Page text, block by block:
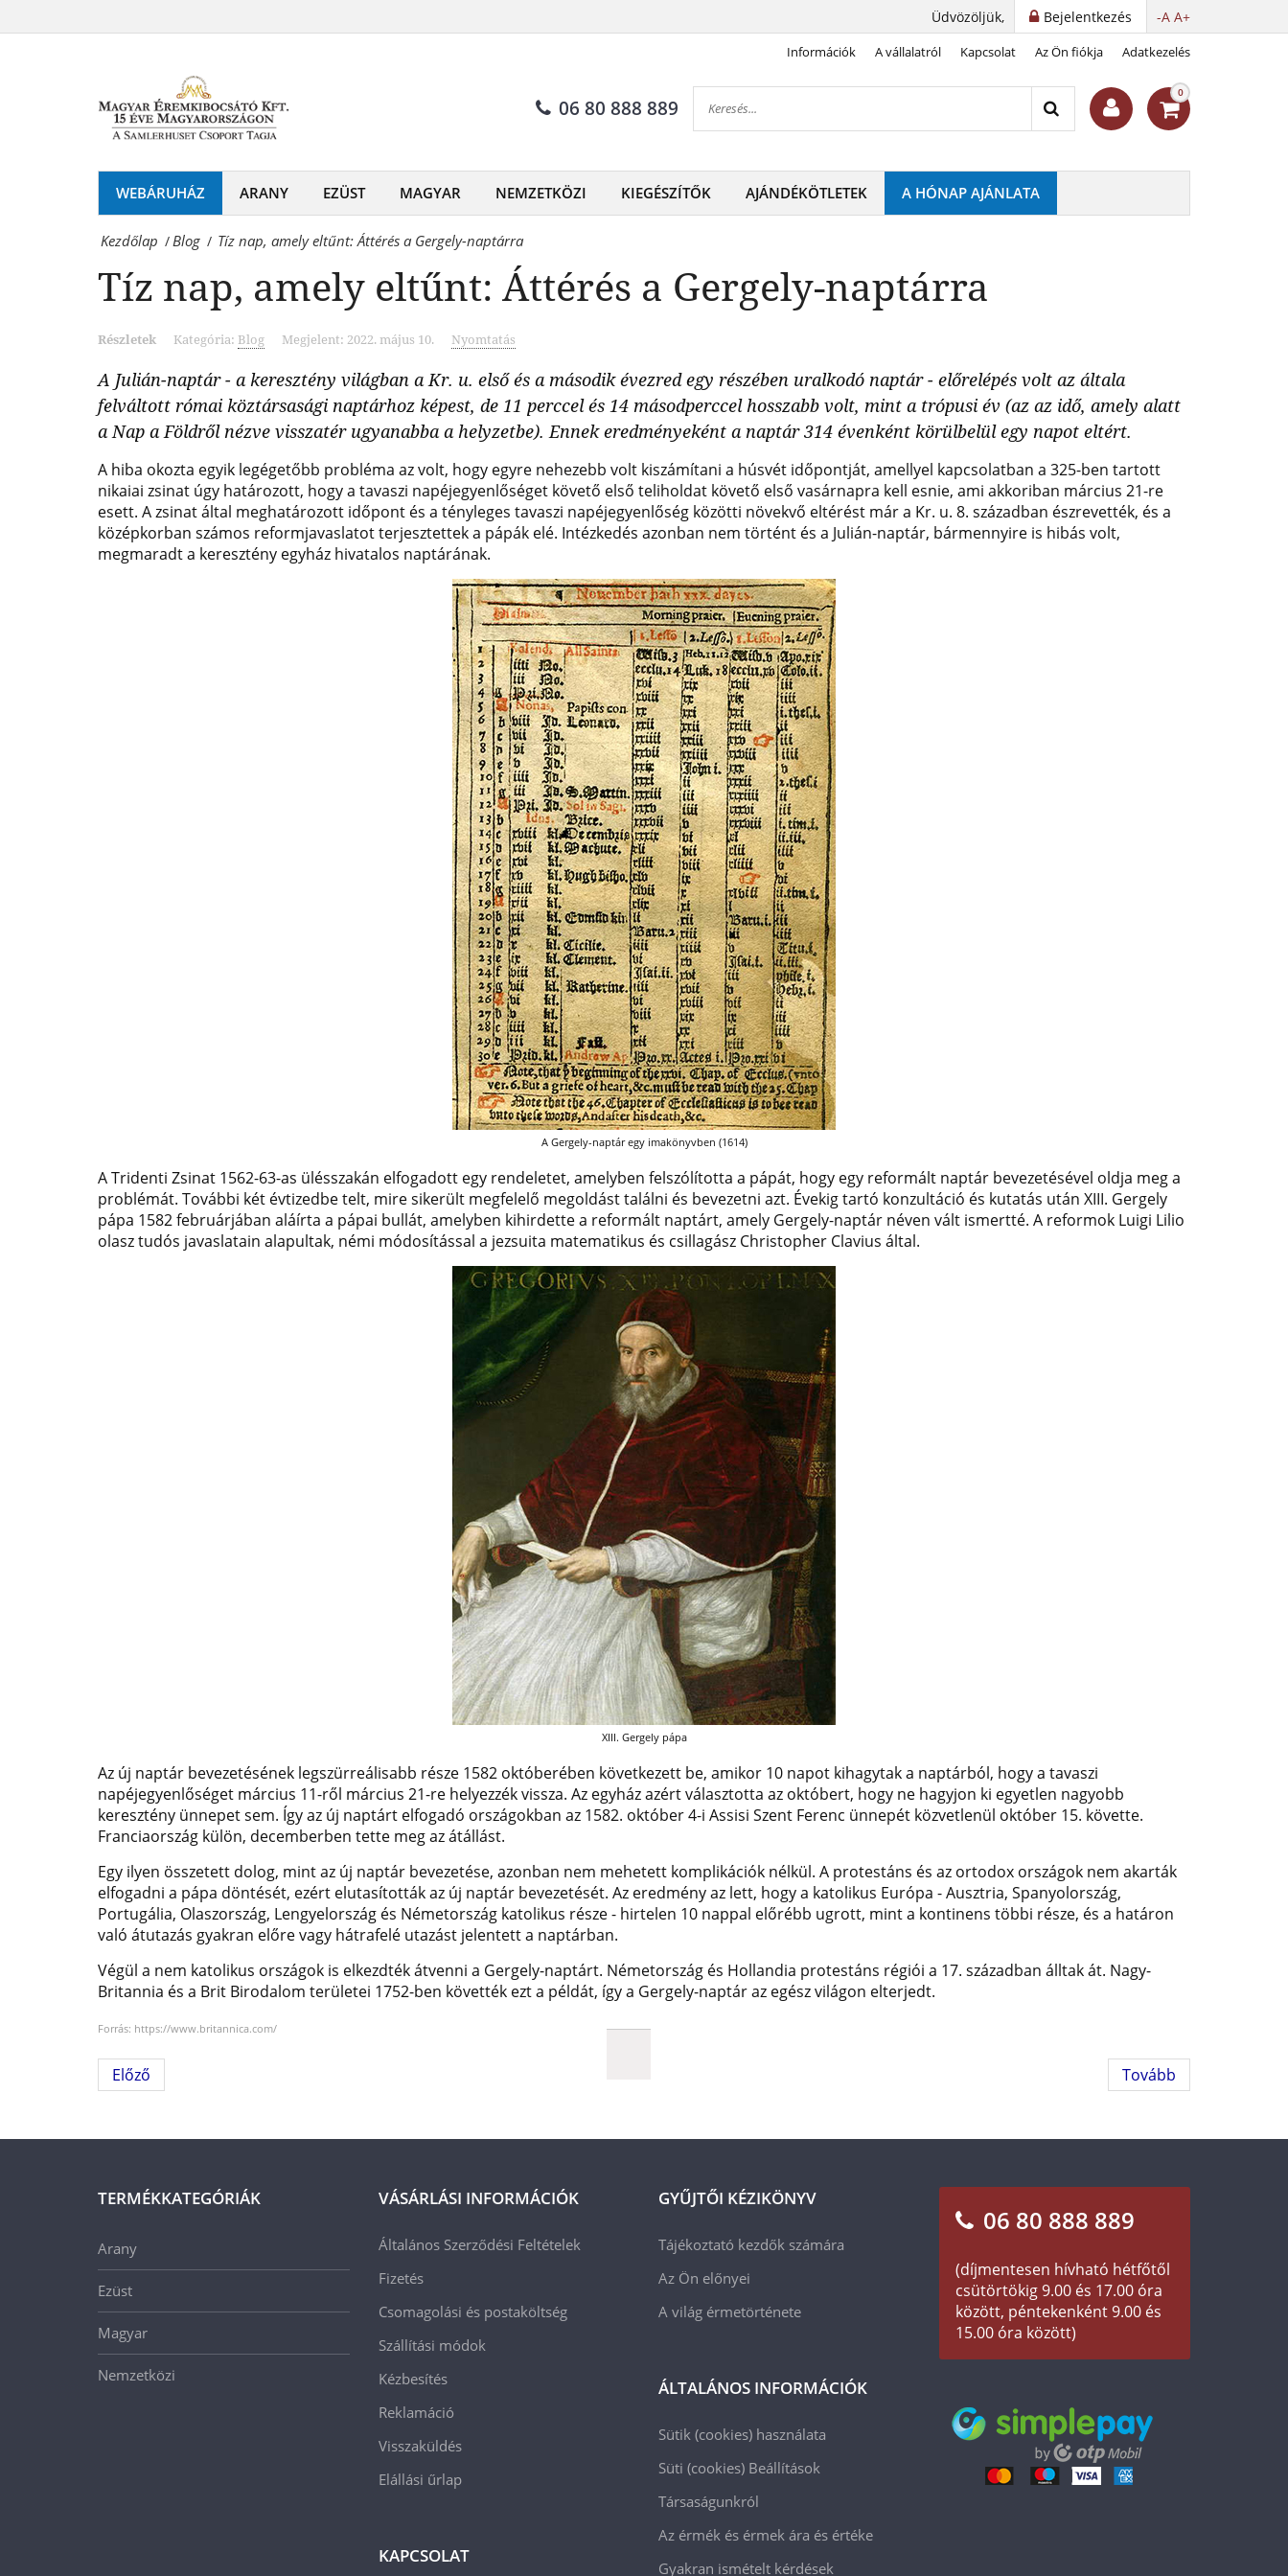
eltűnt:
Gergely-
naptárra
Magyar
-
Érmék
emlékérmek
hivatalos
forgalmazója!
-A A+
Bejelentkezés
Üdvözöljük,
Információk A vállalatról Kapcsolat Az Ön fiókja Adatkezelés
06 80 888 889
0
WEBÁRUHÁZ ARANY EZÜST MAGYAR NEMZETKÖZI KIEGÉSZÍTŐK AJÁNDÉKÖTLETEK A HÓNAP AJÁNLATA
Kezdőlap /Blog / Tíz nap, amely eltűnt: Áttérés a Gergely-naptárra
Tíz nap, amely eltűnt: Áttérés a Gergely-naptárra
Részletek Kategória: Blog Megjelent: 2022. május 10. Nyomtatás
A Julián-naptár - a keresztény világban a Kr. u. első és a második évezred egy részében uralkodó naptár - előrelépés volt az általa
felváltott római köztársasági naptárhoz képest, de 11 perccel és 14 másodperccel hosszabb volt, mint a trópusi év (az az idő, amely alatt
a Nap a Földről nézve visszatér ugyanabba a helyzetbe). Ennek eredményeként a naptár 314 évenként körülbelül egy napot eltért.
A hiba okozta egyik legégetőbb probléma az volt, hogy egyre nehezebb volt kiszámítani a húsvét időpontját, amellyel kapcsolatban a 325-ben tartott
nikaiai zsinat úgy határozott, hogy a tavaszi napéjegyenlőséget követő első teliholdat követő első vasárnapra kell esnie, ami akkoriban március 21-re
esett. A zsinat által meghatározott időpont és a tényleges tavaszi napéjegyenlőség közötti növekvő eltérést már a Kr. u. 8. században észrevették, és a
középkorban számos reformjavaslatot terjesztettek a pápák elé. Intézkedés azonban nem történt és a Julián-naptár, bármennyire is hibás volt,
megmaradt a keresztény egyház hivatalos naptárának.
A Gergely-naptár egy imakönyvben (1614)
A Tridenti Zsinat 1562-63-as ülésszakán elfogadott egy rendeletet, amelyben felszólította a pápát, hogy egy reformált naptár bevezetésével oldja meg a
problémát. További két évtizedbe telt, mire sikerült megfelelő megoldást találni és bevezetni azt. Évekig tartó konzultáció és kutatás után XIII. Gergely
pápa 1582 februárjában aláírta a pápai bullát, amelyben kihirdette a reformált naptárt, amely Gergely-naptár néven vált ismertté. A reformok Luigi Lilio
olasz tudós javaslatain alapultak, némi módosítással a jezsuita matematikus és csillagász Christopher Clavius által.
XIII. Gergely pápa
Az új naptár bevezetésének legszürreálisabb része 1582 októberében következett be, amikor 10 napot kihagytak a naptárból, hogy a tavaszi
napéjegyenlőséget március 11-ről március 21-re helyezzék vissza. Az egyház azért választotta az októbert, hogy ne hagyjon ki egyetlen nagyobb
keresztény ünnepet sem. Így az új naptárt elfogadó országokban az 1582. október 4-i Assisi Szent Ferenc ünnepét közvetlenül október 15. követte.
Franciaország külön, decemberben tette meg az átállást.
Egy ilyen összetett dolog, mint az új naptár bevezetése, azonban nem mehetett komplikációk nélkül. A protestáns és az ortodox országok nem akarták
elfogadni a pápa döntését, ezért elutasították az új naptár bevezetését. Az eredmény az lett, hogy a katolikus Európa - Ausztria, Spanyolország,
Portugália, Olaszország, Lengyelország és Németország katolikus része - hirtelen 10 nappal előrébb ugrott, mint a kontinens többi része, és a határon
való átutazás gyakran előre vagy hátrafelé utazást jelentett a naptárban.
Végül a nem katolikus országok is elkezdték átvenni a Gergely-naptárt. Németország és Hollandia protestáns régiói a 17. században álltak át. Nagy-
Britannia és a Brit Birodalom területei 1752-ben követték ezt a példát, így a Gergely-naptár az egész világon elterjedt.
Forrás: https://www.britannica.com/
Előző Tovább
TERMÉKKATEGÓRIÁK
Arany
Ezüst
Magyar
Nemzetközi
VÁSÁRLÁSI INFORMÁCIÓK
Általános Szerződési Feltételek
Fizetés
Csomagolási és postaköltség
Szállítási módok
Kézbesítés
Reklamáció
Visszaküldés
Elállási űrlap
KAPCSOLAT
GYŰJTŐI KÉZIKÖNYV
Tájékoztató kezdők számára
Az Ön előnyei
A világ érmetörténete
ÁLTALÁNOS INFORMÁCIÓK
Sütik (cookies) használata
Süti (cookies) Beállítások
Társaságunkról
Az érmék és érmek ára és értéke
Gyakran ismételt kérdések
06 80 888 889
(díjmentesen hívható hétfőtől
csütörtökig 9.00 és 17.00 óra
között, péntekenként 9.00 és
15.00 óra között)
Éremkibocsátó
emlékérmek